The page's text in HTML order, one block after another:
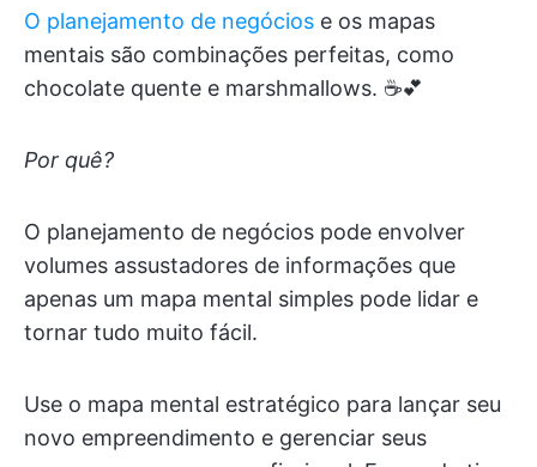
O planejamento de negócios e os mapas
mentais são combinações perfeitas, como
chocolate quente e marshmallows. ☕️💕
Por quê?
O planejamento de negócios pode envolver
volumes assustadores de informações que
apenas um mapa mental simples pode lidar e
tornar tudo muito fácil.
Use o mapa mental estratégico para lançar seu
novo empreendimento e gerenciar seus